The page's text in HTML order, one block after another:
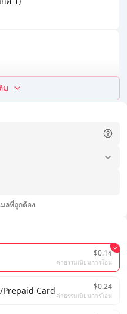
ลที่ถูกต้อง
$0.14
ค่าธรรมเนียมการโอน
Card $0.24
ค่าธรรมเนียมการโอน
ม